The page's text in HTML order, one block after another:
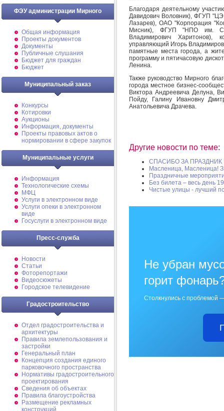
ФЭУ администрации Мирного
Общая информация
Проекты документов
Документы
Публичные слушания
Бюджет для граждан
Бюджет
Муниципальный заказ
Конкурсы
Котировки
Аукционы
Информация, документы
Проекты правовых актов о
нормировании в сфере закупок
Муниципальные услуги
Информация
Технологические схемы
МФЦ
Услуги в электронном виде
Услуги опеки в электронном
виде
Госуслуги в электронном виде
Пресс-служба
Новости
Статьи
Фоторепортажи
Видеосюжеты
Городское телевидение
Градостроительство
Отдел градостроительства и
архитектуры
Правила землепользования и
застройки
Генеральный план
Концепция создания единого
парковочного пространства
Нормативы градостроительного
проектирования
Сведения об объектах
Правила благоустройства
Размещение рекламных
конструкций
Благодаря деятельному
Давидович Воловник), ФГУП
Лазарев), ОАО "Корпорация
Мисник), ФГУП "НПО им.
Владимирович Харитонов),
управляющий Игорь
памятные места города, а
программу и пятичасовую
Ленина.
Также руководство Мирного
города местное бизнес-
Виктора Андреевича Делуна,
Пойду, Галину Ивановну
Анатольевича Драчева.
Другие новости по теме:
СПАСИБО ЗА ПРАЗДНИК
Масленица, Масленица!
Праздничные
Без билета – весь день
Чистые улицы - лучший
Не убран
горит
Столкнулись с проблемой